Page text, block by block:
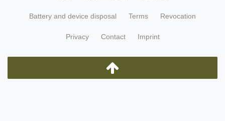
Battery and device disposal Terms Revocation
Privacy Contact Imprint